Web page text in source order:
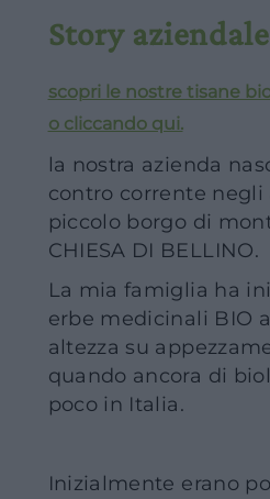
Story aziendale
scopri le nostre tisane
o cliccando qui.
la nostra azienda
contro corrente negli
piccolo borgo di
CHIESA DI BELLINO.
La mia famiglia ha
erbe medicinali BIO
altezza su
quando ancora di
poco in Italia.
Inizialmente erano